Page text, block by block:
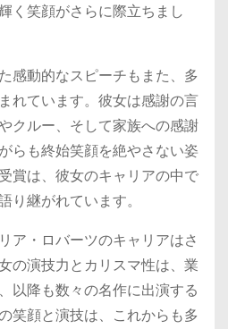
く笑顔がさらに際立ちまし
感動的なスピーチもまた、多
れています。彼女は感謝の言
クルー、そして家族への感謝
らも終始笑顔を絶やさない姿
賞は、彼女のキャリアの中で
り継がれています。
ア・ロバーツのキャリアはさ
の演技力とカリスマ性は、業
以降も数々の名作に出演する
笑顔と演技は、これからも多